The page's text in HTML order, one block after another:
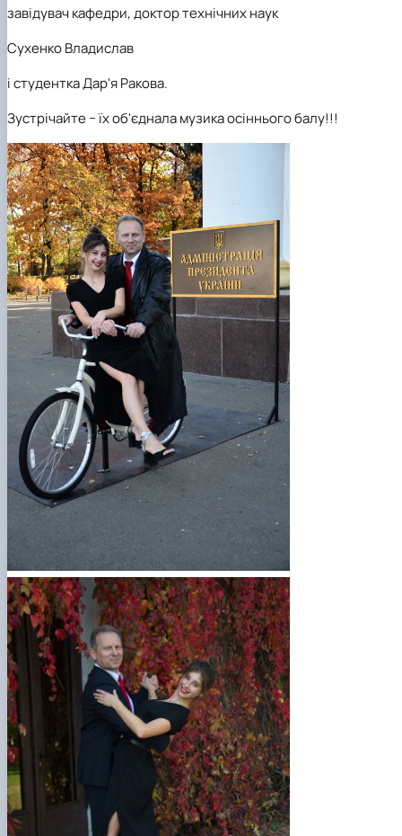
завідувач кафедри, доктор технічних наук
Сухенко Владислав
і студентка Дар'я Ракова.
Зустрічайте − їх об'єднала музика осіннього балу!!!